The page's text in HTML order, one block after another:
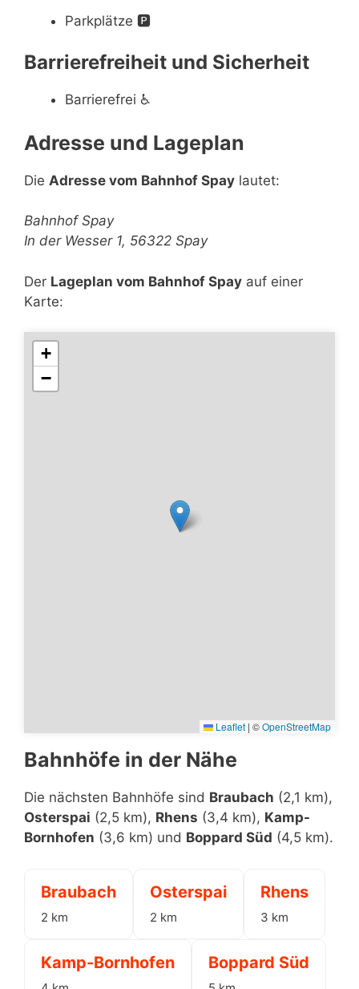
Parkplätze 🅿️
Barrierefreiheit und Sicherheit
Barrierefrei ♿
Adresse und Lageplan
Die Adresse vom Bahnhof Spay lautet:
Bahnhof Spay
In der Wesser 1, 56322 Spay
Der Lageplan vom Bahnhof Spay auf einer
Karte:
+
−
Leaflet | ©OpenStreetMap
Bahnhöfe in der Nähe
Die nächsten Bahnhöfe sind Braubach (2,1 km),
Osterspai (2,5 km), Rhens (3,4 km), Kamp-
Bornhofen (3,6 km) und Boppard Süd (4,5 km).
Braubach
2 km
Osterspai
2 km
Rhens
3 km
Kamp-Bornhofen Boppard Süd